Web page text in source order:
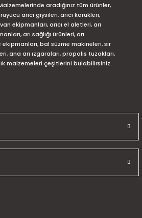
aradığınız tüm ürünler,
arıcı giysileri, arıcı körükleri,
ekipmanları, arıcı el aletleri, arı
arı sağlığı ürünleri, arı
bal süzme makineleri, sır
ana arı ızgaraları, propolis tuzakları,
malzemeleri çeşitlerini bulabilirsiniz.